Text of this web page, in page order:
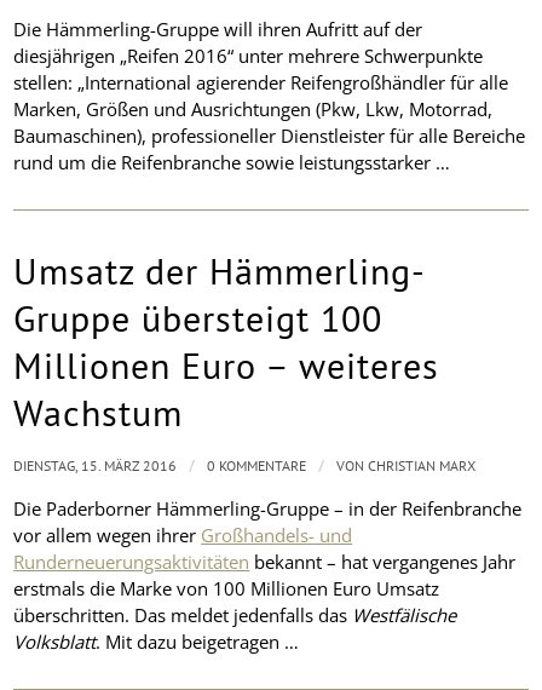
Die Hämmerling-Gruppe will ihren Aufritt auf der
diesjährigen „Reifen 2016“ unter mehrere Schwerpunkte
stellen: „International agierender Reifengroßhändler für alle
Marken, Größen und Ausrichtungen (Pkw, Lkw, Motorrad,
Baumaschinen), professioneller Dienstleister für alle Bereiche
rund um die Reifenbranche sowie leistungsstarker …
Umsatz der Hämmerling-
Gruppe übersteigt 100
Millionen Euro – weiteres
Wachstum
Die Paderborner Hämmerling-Gruppe – in der Reifenbranche
vor allem wegen ihrer Großhandels- und
Runderneuerungsaktivitäten bekannt – hat vergangenes Jahr
erstmals die Marke von 100 Millionen Euro Umsatz
überschritten. Das meldet jedenfalls das Westfälische
Volksblatt. Mit dazu beigetragen …
DIENSTAG, 15. MÄRZ 2016 / 0 KOMMENTARE / VONCHRISTIAN MARX